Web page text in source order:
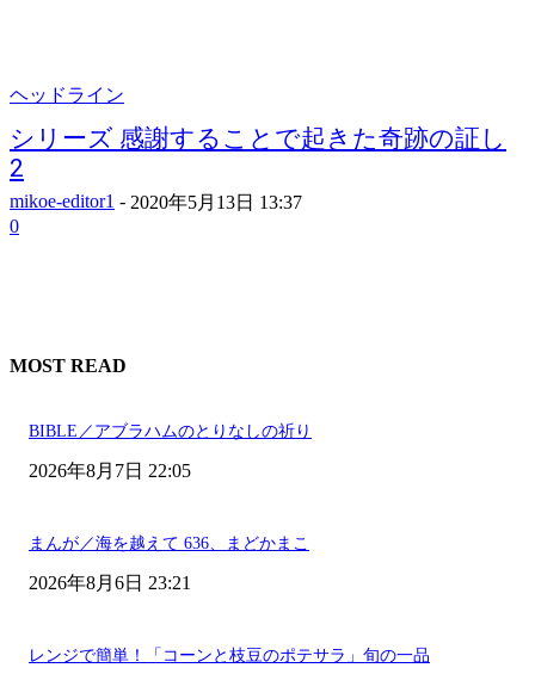
ヘッドライン
シリーズ 感謝することで起きた奇跡の証し
2
mikoe-editor1 - 2020年5月13日 13:37
0
MOST READ
BIBLE／アブラハムのとりなしの祈り
2026年8月7日 22:05
まんが／海を越えて 636、まどかまこ
2026年8月6日 23:21
レンジで簡単！「コーンと枝豆のポテサラ」旬の一品